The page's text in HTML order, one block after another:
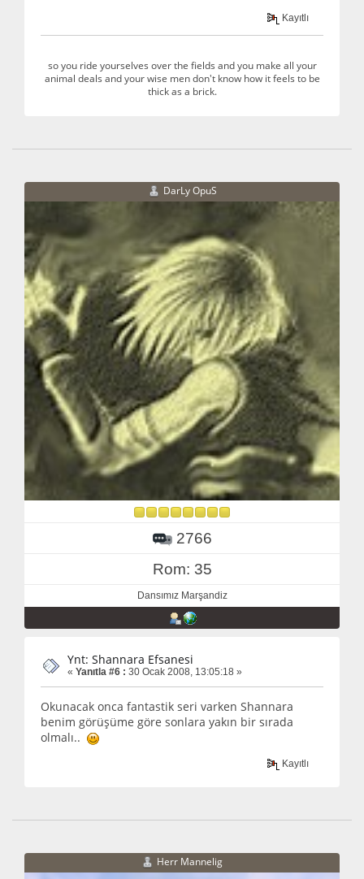
Kayıtlı
so you ride yourselves over the fields and you make all your
animal deals and your wise men don't know how it feels to be
thick as a brick.
DarLy OpuS
2766
Rom: 35
Dansımız Marşandiz
Ynt: Shannara Efsanesi
« Yanıtla #6 : 30 Ocak 2008, 13:05:18 »
Okunacak onca fantastik seri varken Shannara
benim görüşüme göre sonlara yakın bir sırada
olmalı..
Kayıtlı
Herr Mannelig